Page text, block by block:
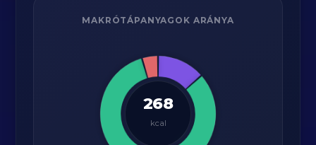
MAKRÓTÁPANYAGOK ARÁNYA
268
kcal